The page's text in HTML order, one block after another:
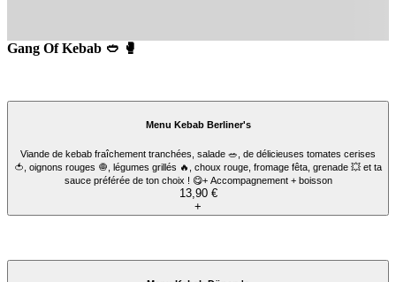
Menu Tacos L
1 tortilla de blé, frites, 2 viandes, sauce fromagère, 2 sauces au choix. Servi avec
+